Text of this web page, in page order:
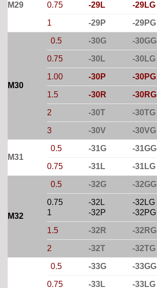
M29 0.75 -29L -29LG
1 -29P -29PG
M30
0.5 -30G -30GG
0.75 -30L -30LG
1.00 -30P -30PG
1.5 -30R -30RG
2 -30T -30TG
3 -30V -30VG
M31
0.5 -31G -31GG
0.75 -31L -31LG
M32
0.5 -32G -32GG
0.75
1
-32L
-32P
-32LG
-32PG
1.5 -32R -32RG
2 -32T -32TG
0.5 -33G -33GG
0.75 -33L -33LG